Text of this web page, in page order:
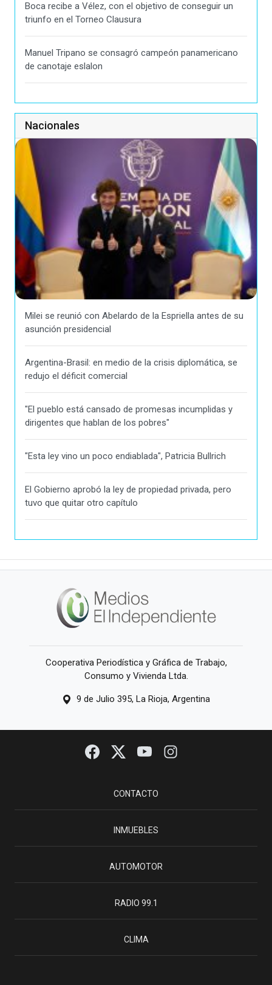
Boca recibe a Vélez, con el objetivo de conseguir un
triunfo en el Torneo Clausura
Manuel Tripano se consagró campeón panamericano
de canotaje eslalon
Nacionales
Milei se reunió con Abelardo de la Espriella antes de su
asunción presidencial
Argentina-Brasil: en medio de la crisis diplomática, se
redujo el déficit comercial
"El pueblo está cansado de promesas incumplidas y
dirigentes que hablan de los pobres"
"Esta ley vino un poco endiablada", Patricia Bullrich
El Gobierno aprobó la ley de propiedad privada, pero
tuvo que quitar otro capítulo
Cooperativa Periodística y Gráfica de Trabajo,
Consumo y Vivienda Ltda.
9 de Julio 395, La Rioja, Argentina
CONTACTO
INMUEBLES
AUTOMOTOR
RADIO 99.1
CLIMA